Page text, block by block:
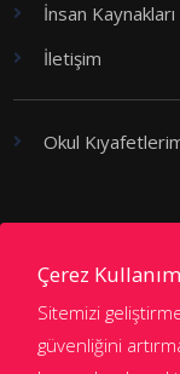
Çerez
Sitemizi
güvenliğini
İnsan Kaynakları
İletişim
Okul
Kademeler
Anaokulu